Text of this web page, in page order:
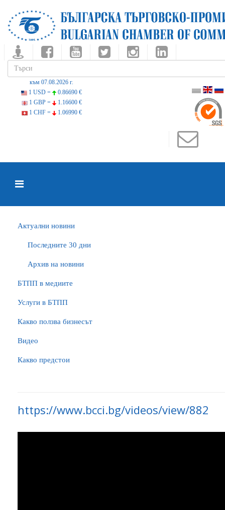
към 07.08.2026 г.
1 USD =
0.86690 €
1 GBP =
1.16600 €
1 CHF =
1.06990 €
Актуални новини
Последните 30 дни
Архив на новини
БTПП в медиите
Услуги в БТПП
Какво ползва бизнесът
Видео
Какво предстои
https://www.bcci.bg/videos/view/882